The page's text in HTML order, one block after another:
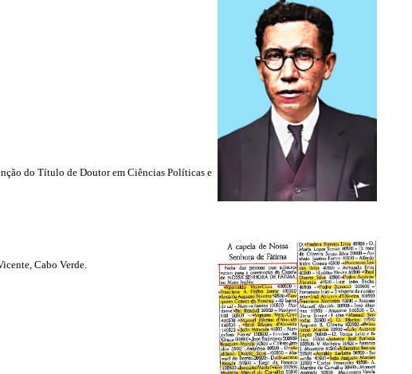
do Título de Doutor em Ciências Políticas e
Cabo Verde.